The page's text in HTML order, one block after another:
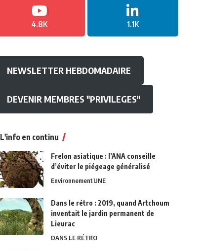
4.8K 1.1K
NEWSLETTER HEBDOMADAIRE
DEVENIR MEMBRES "PRIVILEGES"
L'info en continu
Frelon asiatique : l’ANA conseille
d’éviter le piégeage généralisé
EnvironnementUNE
Dans le rétro : 2019, quand Artchoum
inventait le jardin permanent de
Lieurac
DANS LE RÉTRO